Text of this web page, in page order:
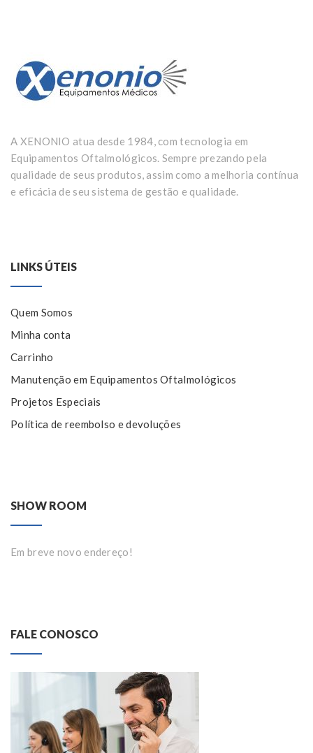
A XENONIO atua desde 1984, com tecnologia em
Equipamentos Oftalmológicos. Sempre prezando pela
qualidade de seus produtos, assim como a melhoria contínua
e eficácia de seu sistema de gestão e qualidade.
LINKS ÚTEIS
Quem Somos
Minha conta
Carrinho
Manutenção em Equipamentos Oftalmológicos
Projetos Especiais
Política de reembolso e devoluções
SHOW ROOM
Em breve novo endereço!
FALE CONOSCO